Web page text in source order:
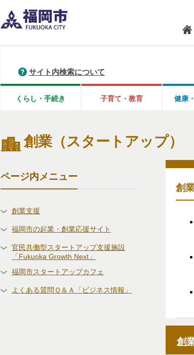
サイト内検索について
くらし・手続き 子育て・教育 健康
創業（スタートアップ）
ページ内メニュー
創業支援
福岡市の起業・創業応援サイト
官民共働型スタートアップ支援施設
「Fukuoka Growth Next」
福岡市スタートアップカフェ
よくある質問Ｑ＆Ａ「ビジネス情報」
創
創